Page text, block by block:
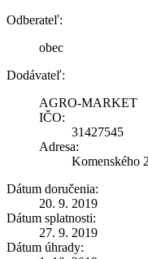
Odberateľ:
obec
Dodávateľ:
AGRO-MARKET
IČO:
31427545
Adresa:
Komenského
Dátum doručenia:
20. 9. 2019
Dátum splatnosti:
27. 9. 2019
Dátum úhrady: